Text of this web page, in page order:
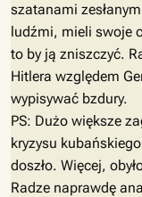
szatanami
ludźmi, mieli swoje
to by ją zniszczyć.
Hitlera względem
wypisywać bzdury.
PS: Dużo większe
kryzysu
doszło. Więcej,
Radze naprawdę